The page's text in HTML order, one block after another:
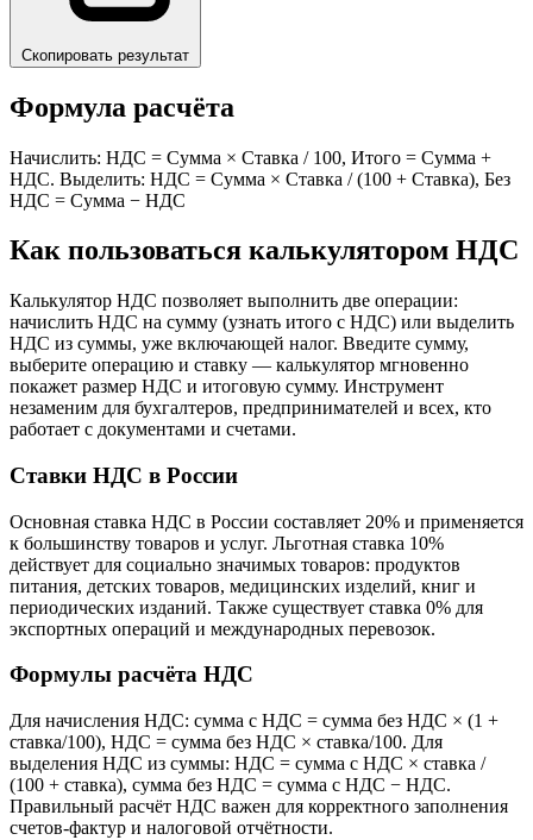
Скопировать результат
Формула расчёта
Начислить: НДС = Сумма × Ставка / 100, Итого = Сумма +
НДС. Выделить: НДС = Сумма × Ставка / (100 + Ставка), Без
НДС = Сумма − НДС
Как пользоваться калькулятором НДС
Калькулятор НДС позволяет выполнить две операции:
начислить НДС на сумму (узнать итого с НДС) или выделить
НДС из суммы, уже включающей налог. Введите сумму,
выберите операцию и ставку — калькулятор мгновенно
покажет размер НДС и итоговую сумму. Инструмент
незаменим для бухгалтеров, предпринимателей и всех, кто
работает с документами и счетами.
Ставки НДС в России
Основная ставка НДС в России составляет 20% и применяется
к большинству товаров и услуг. Льготная ставка 10%
действует для социально значимых товаров: продуктов
питания, детских товаров, медицинских изделий, книг и
периодических изданий. Также существует ставка 0% для
экспортных операций и международных перевозок.
Формулы расчёта НДС
Для начисления НДС: сумма с НДС = сумма без НДС × (1 +
ставка/100), НДС = сумма без НДС × ставка/100. Для
выделения НДС из суммы: НДС = сумма с НДС × ставка /
(100 + ставка), сумма без НДС = сумма с НДС − НДС.
Правильный расчёт НДС важен для корректного заполнения
счетов-фактур и налоговой отчётности.